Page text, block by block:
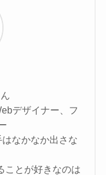
デザイナー、フ
なかなか出さな
ことが好きなのは